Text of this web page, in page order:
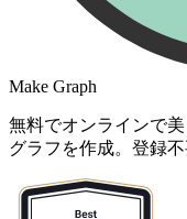
Make Graph
無料でオンラインで
グラフを作成。登録